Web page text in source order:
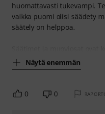
huomattavasti tukevampi.
vaikka puomi olisi säädety
säätely on helppoa.
Näytä enemmän
0 0